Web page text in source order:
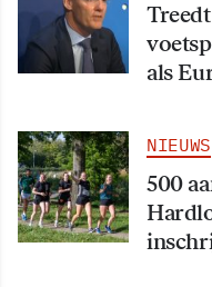
als
NIEUWS
500